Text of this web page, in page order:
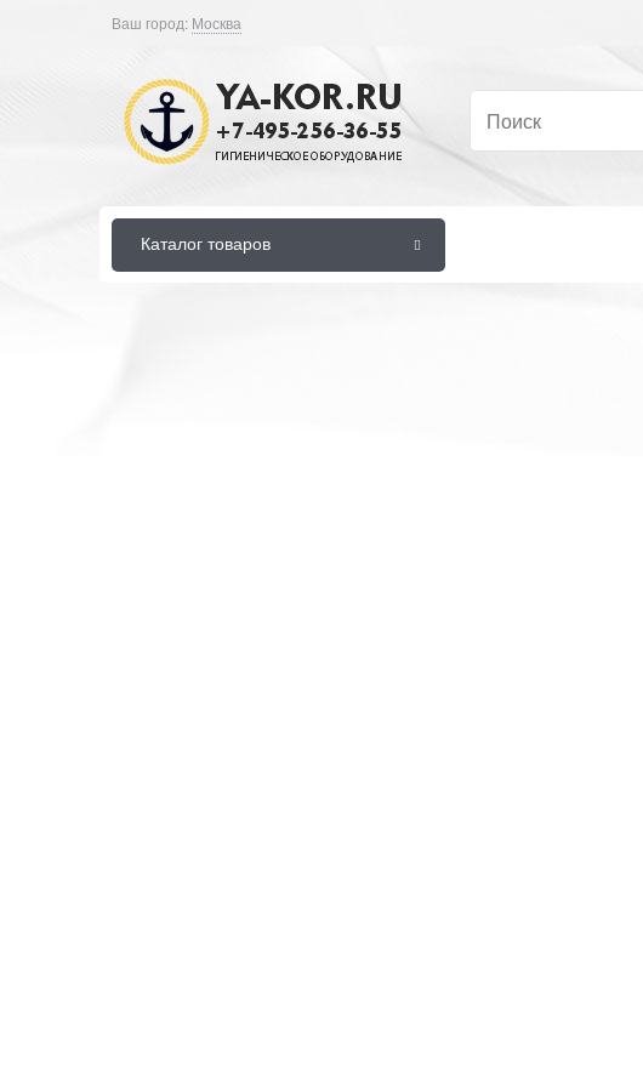
Ваш город: Москва
Каталог товаров